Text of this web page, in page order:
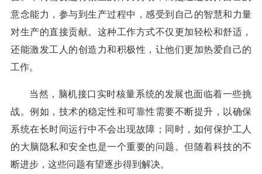
意念能力，参与到生产过程中，感受到自己的智慧和力量
对生产的直接贡献。这种工作方式不仅更加轻松和舒适，
还能激发工人的创造力和积极性，让他们更加热爱自己的
工作。
当然，脑机接口实时核量系统的发展也面临着一些挑
战。例如，技术的稳定性和可靠性需要不断提升，以确保
系统在长时间运行中不会出现故障；同时，如何保护工人
的大脑隐私和安全也是一个重要的问题。但随着科技的不
断进步，这些问题有望逐步得到解决。